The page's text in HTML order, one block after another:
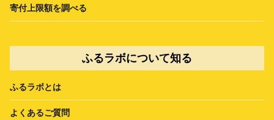
寄付上限額を調べる
ふるラボについて知る
ふるラボとは
よくあるご質問